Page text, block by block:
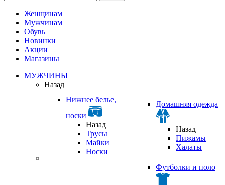
Женщинам
Мужчинам
Обувь
Новинки
Акции
Магазины
МУЖЧИНЫ
Назад
Нижнее белье,
носки
Назад
Трусы
Майки
Носки
Домашняя одежда
Назад
Пижамы
Халаты
Футболки и поло